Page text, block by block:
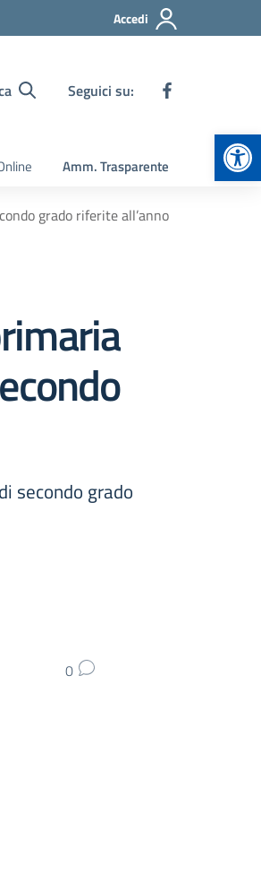
Accedi
Seguici su:
Amm. Trasparente
grado riferite all’anno
secondo grado
0